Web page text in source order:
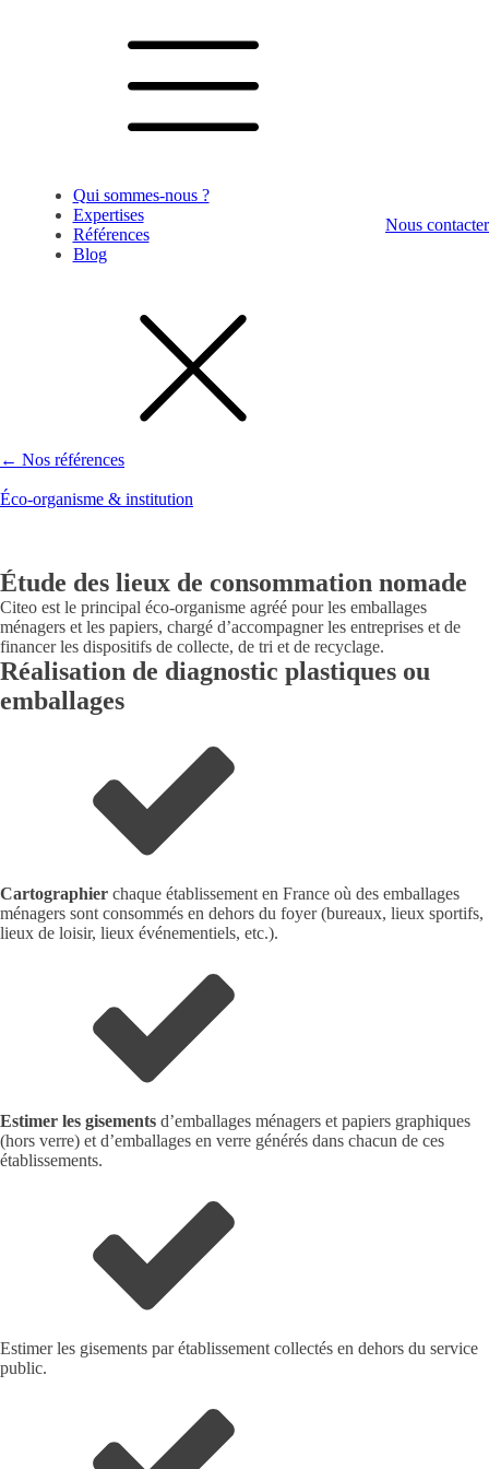
Qui sommes-nous ?
Expertises
Références
Blog
Nous contacter
← Nos références
Éco-organisme & institution
Étude des lieux de consommation nomade
Citeo est le principal éco-organisme agréé pour les emballages
ménagers et les papiers, chargé d’accompagner les entreprises et de
financer les dispositifs de collecte, de tri et de recyclage.
Réalisation de diagnostic plastiques ou
emballages
Cartographier chaque établissement en France où des emballages
ménagers sont consommés en dehors du foyer (bureaux, lieux sportifs,
lieux de loisir, lieux événementiels, etc.).
Estimer les gisements d’emballages ménagers et papiers graphiques
(hors verre) et d’emballages en verre générés dans chacun de ces
établissements.
Estimer les gisements par établissement collectés en dehors du service
public.